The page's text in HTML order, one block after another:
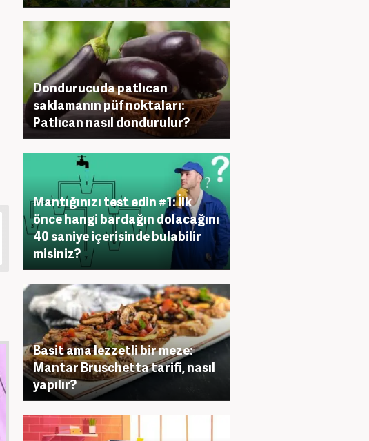
Dondurucuda patlıcan
saklamanın püf noktaları:
Patlıcan nasıl dondurulur?
Mantığınızı test edin #1: İlk
önce hangi bardağın dolacağını
40 saniye içerisinde bulabilir
misiniz?
Basit ama lezzetli bir meze:
Mantar Bruschetta tarifi, nasıl
yapılır?